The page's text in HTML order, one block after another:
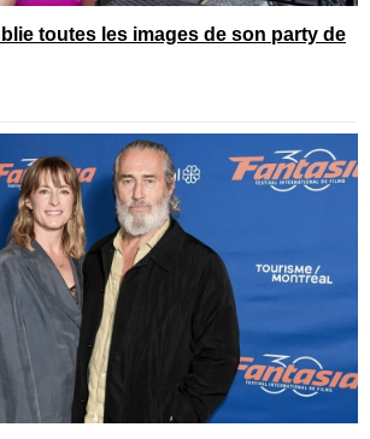
toutes les images de son party de